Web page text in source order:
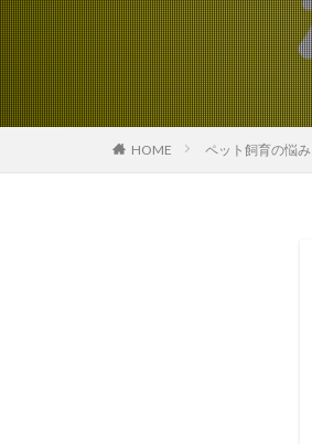
HOME ペット飼育の悩み